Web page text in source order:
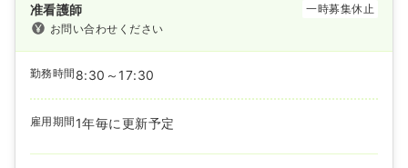
准看護師
一時募集休止
お問い合わせください
勤務時間 8:30～17:30
雇用期間 1年毎に更新予定